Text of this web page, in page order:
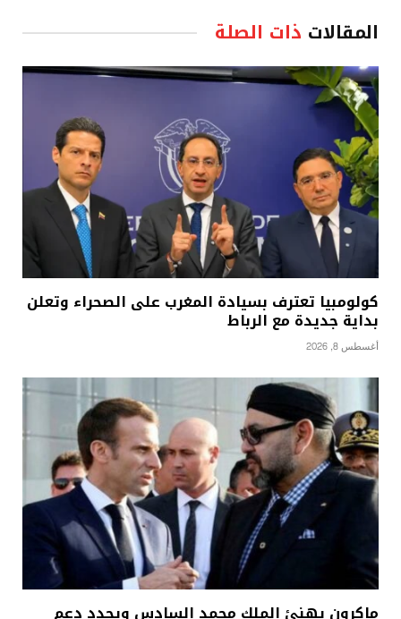
المقالات ذات الصلة
كولومبيا تعترف بسيادة المغرب على الصحراء وتعلن
بداية جديدة مع الرباط
أغسطس 8, 2026
ماكرون يهنئ الملك محمد السادس ويجدد دعم